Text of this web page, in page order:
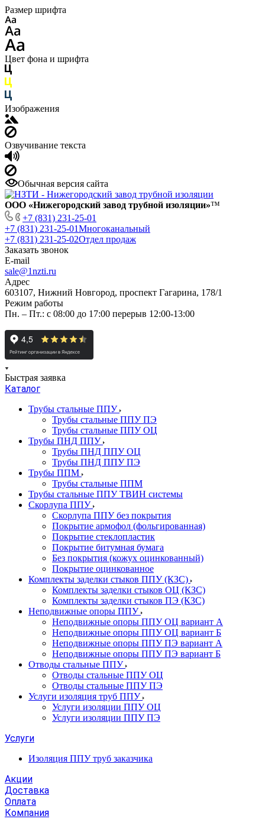
Размер шрифта
Цвет фона и шрифта
Изображения
Озвучивание текста
Обычная версия сайта
ООО «Нижегородский завод трубной изоляции»™
+7 (831) 231-25-01
+7 (831) 231-25-01Многоканальный
+7 (831) 231-25-02Отдел продаж
Заказать звонок
E-mail
sale@1nzti.ru
Адрес
603107, Нижний Новгород, проспект Гагарина, 178/1
Режим работы
Пн. – Пт.: с 08:00 до 17:00 перерыв 12:00-13:00
Быстрая заявка
Каталог
Трубы стальные ППУ
Трубы стальные ППУ ПЭ
Трубы стальные ППУ ОЦ
Трубы ПНД ППУ
Трубы ПНД ППУ ОЦ
Трубы ПНД ППУ ПЭ
Трубы ППМ
Трубы стальные ППМ
Трубы стальные ППУ ТВИН системы
Скорлупа ППУ
Скорлупа ППУ без покрытия
Покрытие армофол (фольгированная)
Покрытие стеклопластик
Покрытие битумная бумага
Без покрытия (кожух оцинкованный)
Покрытие оцинкованное
Комплекты заделки стыков ППУ (КЗС)
Комплекты заделки стыков ОЦ (КЗС)
Комплекты заделки стыков ПЭ (КЗС)
Неподвижные опоры ППУ
Неподвижные опоры ППУ ОЦ вариант А
Неподвижные опоры ППУ ОЦ вариант Б
Неподвижные опоры ППУ ПЭ вариант А
Неподвижные опоры ППУ ПЭ вариант Б
Отводы стальные ППУ
Отводы стальные ППУ ОЦ
Отводы стальные ППУ ПЭ
Услуги изоляция труб ППУ
Услуги изоляции ППУ ОЦ
Услуги изоляции ППУ ПЭ
Услуги
Изоляция ППУ труб заказчика
Акции
Доставка
Оплата
Компания